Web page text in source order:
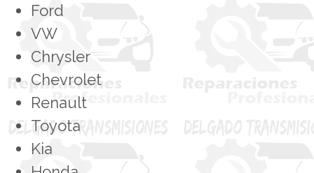
Ford
VW
Chrysler
Chevrolet
Renault
Toyota
Kia